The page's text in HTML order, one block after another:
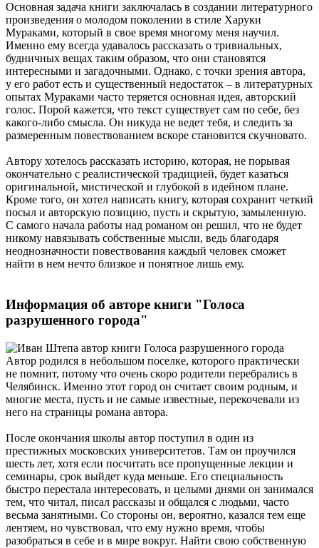
Основная задача книги заключалась в создании литературного
произведения о молодом поколении в стиле Харуки
Мураками, который в свое время многому меня научил.
Именно ему всегда удавалось рассказать о тривиальных,
будничных вещах таким образом, что они становятся
интересными и загадочными. Однако, с точки зрения автора,
у его работ есть и существенный недостаток – в литературных
опытах Мураками часто теряется основная идея, авторский
голос. Порой кажется, что текст существует сам по себе, без
какого-либо смысла. Он никуда не ведет тебя, и следить за
размеренным повествованием вскоре становится скучновато.
Автору хотелось рассказать историю, которая, не порывая
окончательно с реалистической традицией, будет казаться
оригинальной, мистической и глубокой в идейном плане.
Кроме того, он хотел написать книгу, которая сохранит четкий
посыл и авторскую позицию, пусть и скрытую, замыленную.
С самого начала работы над романом он решил, что не будет
никому навязывать собственные мысли, ведь благодаря
неоднозначности повествования каждый человек сможет
найти в нем нечто близкое и понятное лишь ему.
Информация об авторе книги "Голоса
разрушенного города"
Автор родился в небольшом поселке, которого практически
не помнит, потому что очень скоро родители перебрались в
Челябинск. Именно этот город он считает своим родным, и
многие места, пусть и не самые известные, перекочевали из
него на страницы романа автора.
После окончания школы автор поступил в один из
престижных московских университетов. Там он проучился
шесть лет, хотя если посчитать все пропущенные лекции и
семинары, срок выйдет куда меньше. Его специальность
быстро перестала интересовать, и целыми днями он занимался
тем, что читал, писал рассказы и общался с людьми, часто
весьма занятными. Со стороны он, вероятно, казался тем еще
лентяем, но чувствовал, что ему нужно время, чтобы
разобраться в себе и в мире вокруг. Найти свою собственную